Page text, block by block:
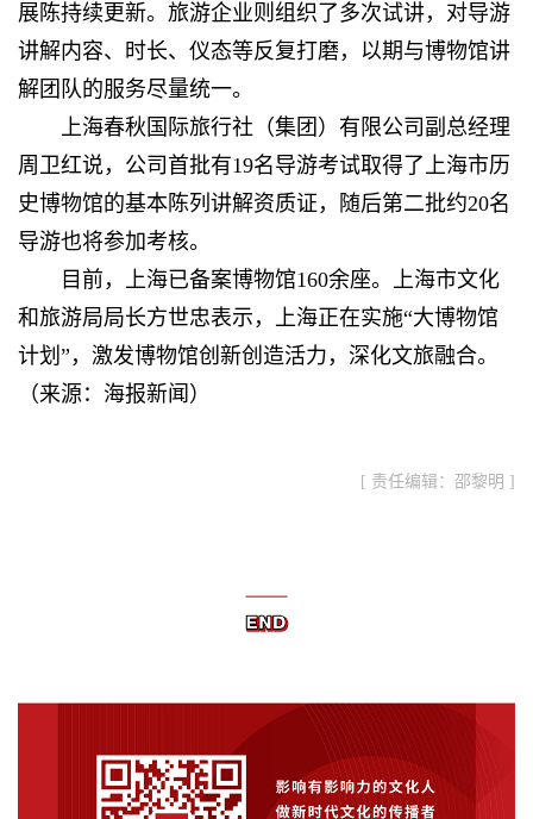
展陈持续更新。旅游企业则组织了多次试讲，对导游
讲解内容、时长、仪态等反复打磨，以期与博物馆讲
解团队的服务尽量统一。
上海春秋国际旅行社（集团）有限公司副总经理
周卫红说，公司首批有19名导游考试取得了上海市历
史博物馆的基本陈列讲解资质证，随后第二批约20名
导游也将参加考核。
目前，上海已备案博物馆160余座。上海市文化
和旅游局局长方世忠表示，上海正在实施“大博物馆
计划”，激发博物馆创新创造活力，深化文旅融合。
（来源：海报新闻）
[ 责任编辑：邵黎明 ]